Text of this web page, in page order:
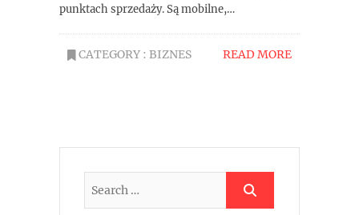
punktach sprzedaży. Są mobilne,…
CATEGORY : BIZNES READ MORE